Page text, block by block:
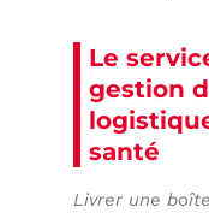
Le
gestion
santé
Livrer une